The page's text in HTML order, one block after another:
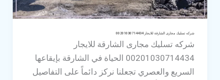
شركه تسليك مجارى الشارقة للايجار 00201030714434
شركه تسليك مجارى الشارقة للايجار
00201030714434 الحياة في الشارقة بإيقاعها
السريع والعصري تجعلنا نركز دائماً على التفاصيل